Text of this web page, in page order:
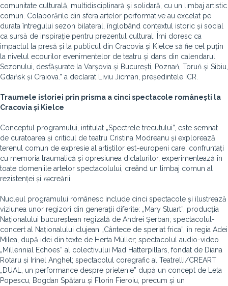
comunitate culturală, multidisciplinară și solidară, cu un limbaj artistic
comun. Colaborările din sfera artelor performative au excelat pe
durata întregului sezon bilateral, înglobând contextul istoric și social
ca sursă de inspirație pentru prezentul cultural. Îmi doresc ca
impactul la presă și la publicul din Cracovia și Kielce să fie cel puțin
la nivelul ecourilor evenimentelor de teatru și dans din calendarul
Sezonului, desfășurate la Varșovia și București, Poznań, Toruń și Sibiu,
Gdańsk și Craiova.” a declarat Liviu Jicman, președintele ICR.
Traumele istoriei prin prisma a cinci spectacole românești la
Cracovia și Kielce
Conceptul programului, intitulat „Spectrele trecutului”, este semnat
de curatoarea și criticul de teatru Cristina Modreanu și explorează
terenul comun de expresie al artiștilor est-europeni care, confruntați
cu memoria traumatică și opresiunea dictaturilor, experimentează în
toate domeniile artelor spectacolului, creând un limbaj comun al
rezistenței și recreării.
Nucleul programului românesc include cinci spectacole și ilustrează
viziunea unor regizori din generații diferite: „Mary Stuart”, producția
Naționalului bucureștean regizată de Andrei Șerban; spectacolul-
concert al Naționalului clujean „Cântece de speriat frica”, în regia Adei
Milea, după idei din texte de Herta Müller; spectacolul audio-video
„Millennial Echoes” al colectivului Mad Hatterpillars, fondat de Diana
Rotaru și Irinel Anghel; spectacolul coregrafic al Teatrelli/CREART
„DUAL, un performance despre prietenie” după un concept de Leta
Popescu, Bogdan Spătaru și Florin Fieroiu, precum și un